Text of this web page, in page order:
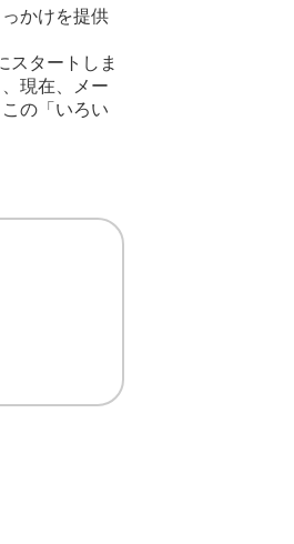
かけを提供
スタートしま
現在、メー
の「いろい